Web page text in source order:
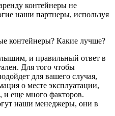
контейнеры не
наши партнеры, используя
контейнеры? Какие лучше?
и правильный ответ в
Для того чтобы
для вашего случая,
о месте эксплуатации,
и еще много факторов.
наши менеджеры, они в